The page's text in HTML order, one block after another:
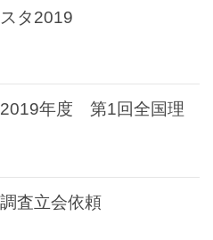
タ2019
年度 第1回全国理
査立会依頼